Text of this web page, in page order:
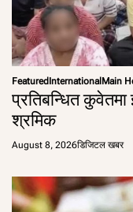
Featured International Main
प्रतिबन्धित
श्रमिक
August 8, 2026डिजिटल खबर